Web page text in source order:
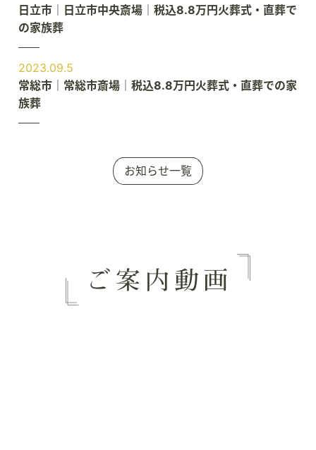
日立市｜日立市中央斎場｜税込8.8万円火葬式・直葬で
の家族葬
2023.09.5
常総市｜常総市斎場｜税込8.8万円火葬式・直葬での家
族葬
お知らせ一覧